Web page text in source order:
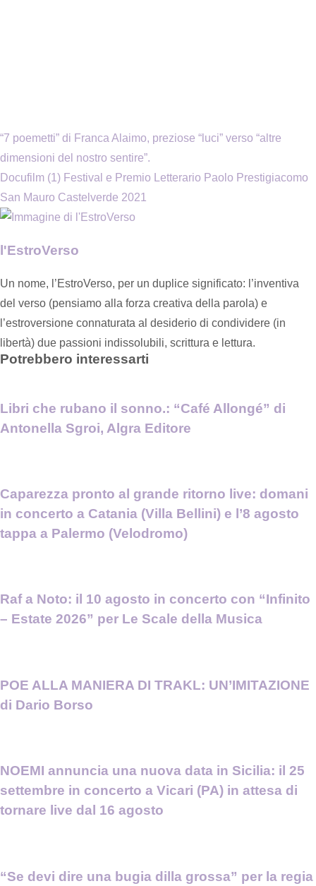
“7 poemetti” di Franca Alaimo, preziose “luci” verso “altre
dimensioni del nostro sentire”.
Docufilm (1) Festival e Premio Letterario Paolo Prestigiacomo
San Mauro Castelverde 2021
l'EstroVerso
Un nome, l’EstroVerso, per un duplice significato: l’inventiva
del verso (pensiamo alla forza creativa della parola) e
l’estroversione connaturata al desiderio di condividere (in
libertà) due passioni indissolubili, scrittura e lettura.
Potrebbero interessarti
Libri che rubano il sonno.: “Café Allongé” di
Antonella Sgroi, Algra Editore
Caparezza pronto al grande ritorno live: domani
in concerto a Catania (Villa Bellini) e l’8 agosto
tappa a Palermo (Velodromo)
Raf a Noto: il 10 agosto in concerto con “Infinito
– Estate 2026” per Le Scale della Musica
POE ALLA MANIERA DI TRAKL: UN’IMITAZIONE
di Dario Borso
NOEMI annuncia una nuova data in Sicilia: il 25
settembre in concerto a Vicari (PA) in attesa di
tornare live dal 16 agosto
“Se devi dire una bugia dilla grossa” per la regia